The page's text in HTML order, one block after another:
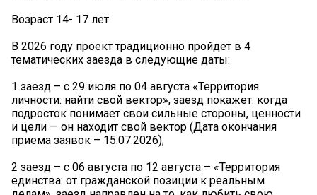
Возраст 14- 17 лет.
В 2026 году проект традиционно пройдет в 4
тематических заезда в следующие даты:
1 заезд – с 29 июля по 04 августа «Территория
личности: найти свой вектор», заезд покажет: когда
подросток понимает свои сильные стороны, ценности
и цели — он находит свой вектор (Дата окончания
приема заявок – 15.07.2026);
2 заезд – с 06 августа по 12 августа – «Территория
единства: от гражданской позиции к реальным